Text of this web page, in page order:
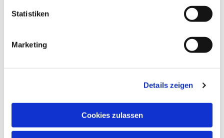
Statistiken
Marketing
Details zeigen
Cookies zulassen